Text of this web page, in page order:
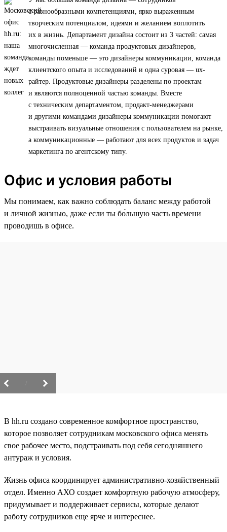
с разнообразными компетенциями, ярко выраженным
творческим потенциалом, идеями и желанием воплотить
их в жизнь. Департамент дизайна состоит из 3 частей: самая
многочисленная — команда продуктовых дизайнеров,
команды поменьше — это дизайнеры коммуникации, команда
клиентского опыта и исследований и одна суровая — ux-
райтер. Продуктовые дизайнеры разделены по проектам
и являются полноценной частью команды. Вместе
с техническим департаментом, продакт-менеджерами
и другими командами дизайнеры коммуникации помогают
выстраивать визуальные отношения с пользователем на рынке,
а коммуникационные — работают для всех продуктов и задач
маркетинга по агентскому типу.
Офис и условия работы
Мы понимаем, как важно соблюдать баланс между работой
и личной жизнью, даже если ты бо́льшую часть времени
проводишь в офисе.
В hh.ru создано современное комфортное пространство,
которое позволяет сотрудникам московского офиса менять
свое рабочее место, подстраивать под себя сегодняшнего
антураж и условия.
Жизнь офиса координирует административно-хозяйственный
отдел. Именно АХО создает комфортную рабочую атмосферу,
придумывает и поддерживает сервисы, которые делают
работу сотрудников еще ярче и интереснее.